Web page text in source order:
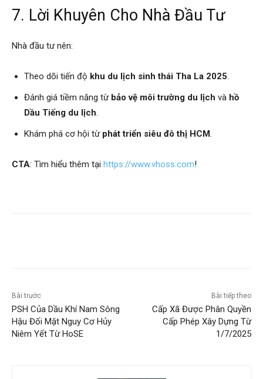
7. Lời Khuyên Cho Nhà Đầu Tư
Nhà đầu tư nên:
Theo dõi tiến độ khu du lịch sinh thái Tha La 2025.
Đánh giá tiềm năng từ bảo vệ môi trường du lịch và hồ
Dầu Tiếng du lịch.
Khám phá cơ hội từ phát triển siêu đô thị HCM.
CTA: Tìm hiểu thêm tại https://www.vhoss.com!
Bài trước
PSH Của Dầu Khí Nam Sông
Hậu Đối Mặt Nguy Cơ Hủy
Niêm Yết Từ HoSE
Bài tiếp theo
Cấp Xã Được Phân Quyền
Cấp Phép Xây Dựng Từ
1/7/2025